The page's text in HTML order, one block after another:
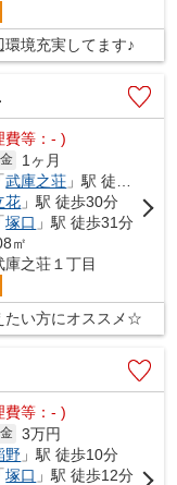
境充実してます♪
費等：- )
1ヶ月
武庫之荘 」駅 徒歩5分
花 」駅 徒歩30分
塚口 」駅 徒歩31分
㎡
之荘１丁目
たい方にオススメ☆
費等：- )
3万円
野 」駅 徒歩10分
塚口 」駅 徒歩12分